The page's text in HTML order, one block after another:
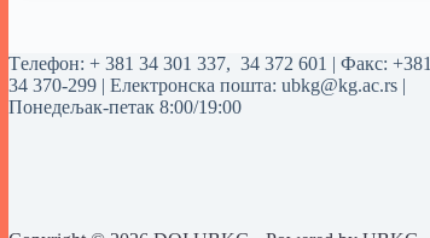
Tелефон: + 381 34 301 337, 34 372 601 | Факс: +381
34 370-299 | Електронска пошта: ubkg@kg.ac.rs |
Понедељак-петак 8:00/19:00